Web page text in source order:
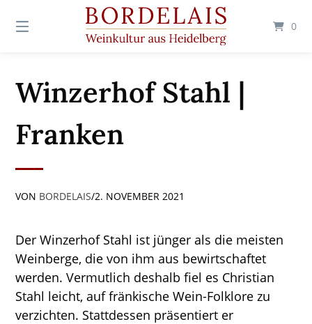
zum
0
Winzerhof Stahl |
Franken
VON BORDELAIS/2. NOVEMBER 2021
Der Winzerhof Stahl ist jünger als die meisten
Weinberge, die von ihm aus bewirtschaftet
werden. Vermutlich deshalb fiel es Christian
Stahl leicht, auf fränkische Wein-Folklore zu
verzichten. Stattdessen präsentiert er